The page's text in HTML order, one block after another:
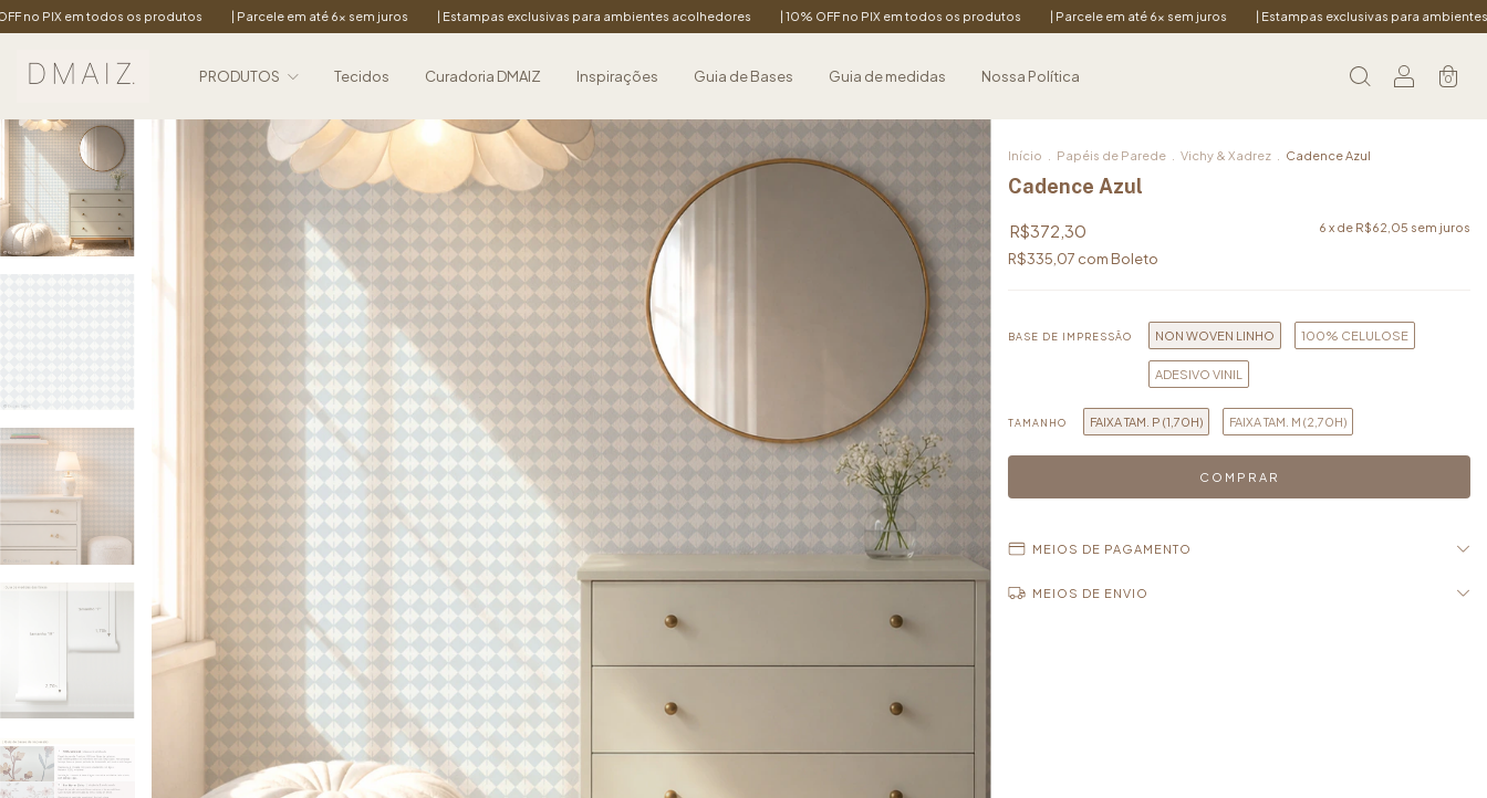
produtos | Parcele em até 6x sem juros | Estampas exclusivas para ambientes acolhedores | 10% OFF no PIX em todos os produtos | Parcele em até 6x sem juros | Estampas exclusivas para ambientes acolhedores |
PRODUTOS Tecidos Curadoria DMAIZ Inspirações Guia de Bases Guia de medidas Nossa Política 0
Início Papéis de Parede Vichy & Xadrez Cadence Azul
Cadence Azul
R$372,30 6 x de R$62,05 sem juros
R$335,07 com Boleto
BASE DE IMPRESSÃO NON WOVEN LINHO 100% CELULOSE
ADESIVO VINIL
TAMANHO FAIXA TAM. P (1,70H) FAIXA TAM. M (2,70H)
MEIOS DE PAGAMENTO
MEIOS DE ENVIO